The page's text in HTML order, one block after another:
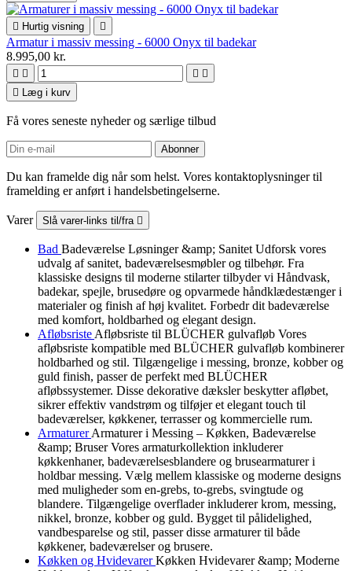
 Hurtig visning 
Armatur i massiv messing - 6000 Onyx til badekar
8.995,00 kr.
   
 Læg i kurv
Få vores seneste nyheder og særlige tilbud
Du kan framelde dig når som helst. Vores kontaktoplysninger til
framelding er anført i handelsbetingelserne.
Varer Slå varer-links til/fra 
Bad Badeværelse Løsninger &amp; Sanitet Udforsk vores
udvalg af sanitet, badeværelsesmøbler og tilbehør. Fra
klassiske designs til moderne stilarter tilbyder vi Håndvask,
badekar, spejle, brusedøre og opvarmede håndklædestænger i
materialer og finish af høj kvalitet. Forbedr dit badeværelse
med komfort, holdbarhed og elegant design.
Afløbsriste Afløbsriste til BLÜCHER gulvafløb Vores
afløbsriste kompatible med BLÜCHER gulvafløb kombinerer
holdbarhed og stil. Tilgængelige i messing, bronze, kobber og
guld finish, passer de perfekt med BLÜCHER
afløbssystemer. Disse dekorative dæksler beskytter afløbet,
sikrer effektiv vandstrøm og tilføjer et elegant touch til
badeværelser, køkkener, terrasser og kommercielle rum.
ArmaturerArmaturer i Messing – Køkken, Badeværelse
&amp; Bruser Vores armaturkollektion inkluderer
køkkenhaner, badeværelsesblandere og brusearmaturer i
holdbar messing. Vælg mellem klassiske og moderne designs
med muligheder som en-grebs, to-grebs, svingtude og
blandere. Tilgængelige overflader inkluderer krom, messing,
nikkel, bronze, kobber og guld. Bygget til pålidelighed,
vandbesparelse og stil, passer disse armaturer til både
køkkener, badeværelser og brusere.
Køkken og HvidevarerKøkken Hvidevarer &amp; Moderne